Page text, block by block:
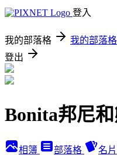
登入
我的部落格 我的部落
登出
Bonita邦尼
相簿 部落格 名片